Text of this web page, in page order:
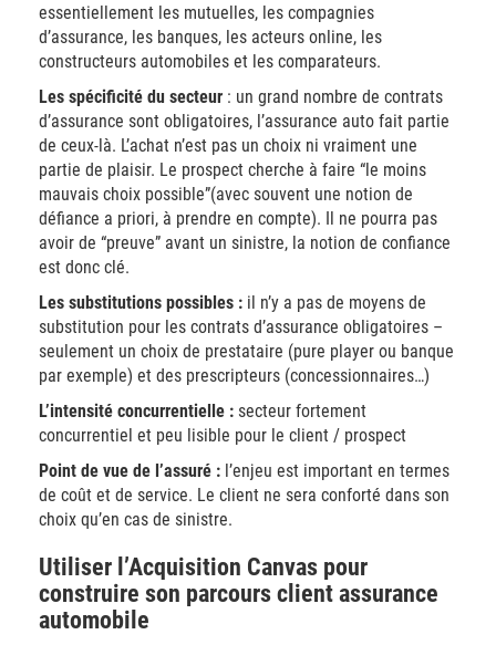
essentiellement les mutuelles, les compagnies
d’assurance, les banques, les acteurs online, les
constructeurs automobiles et les comparateurs.
Les spécificité du secteur : un grand nombre de contrats
d’assurance sont obligatoires, l’assurance auto fait partie
de ceux-là. L’achat n’est pas un choix ni vraiment une
partie de plaisir. Le prospect cherche à faire “le moins
mauvais choix possible”(avec souvent une notion de
défiance a priori, à prendre en compte). Il ne pourra pas
avoir de “preuve” avant un sinistre, la notion de confiance
est donc clé.
Les substitutions possibles : il n’y a pas de moyens de
substitution pour les contrats d’assurance obligatoires –
seulement un choix de prestataire (pure player ou banque
par exemple) et des prescripteurs (concessionnaires…)
L’intensité concurrentielle : secteur fortement
concurrentiel et peu lisible pour le client / prospect
Point de vue de l’assuré : l’enjeu est important en termes
de coût et de service. Le client ne sera conforté dans son
choix qu’en cas de sinistre.
Utiliser l’Acquisition Canvas pour
construire son parcours client assurance
automobile